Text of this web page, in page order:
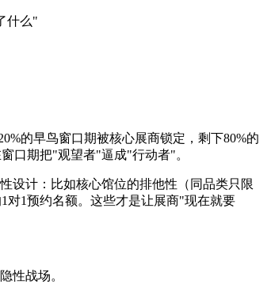
什么"
的早鸟窗口期被核心展商锁定，剩下80%的
口期把"观望者"逼成"行动者"。
设计：比如核心馆位的排他性（同品类只限
对1预约名额。这些才是让展商"现在就要
性战场。